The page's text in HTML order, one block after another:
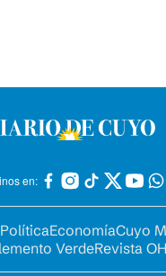
en:
PolíticaEconomíaCuyo
VerdeRevista OH